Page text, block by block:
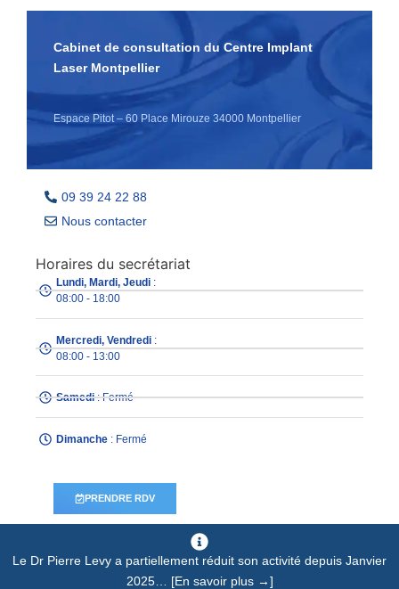
Cabinet de consultation du Centre Implant
Laser Montpellier
Espace Pitot – 60 Place Mirouze 34000 Montpellier
09 39 24 22 88
Nous contacter
Horaires du secrétariat
Lundi, Mardi, Jeudi:
08:00 - 18:00
Mercredi, Vendredi:
08:00 - 13:00
Samedi: Fermé
Dimanche: Fermé
PRENDRE RDV
Le Dr Pierre Levy a partiellement réduit son activité depuis Janvier
2025… [En savoir plus →]